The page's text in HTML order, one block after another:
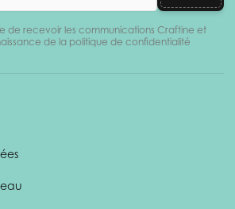
de recevoir les communications Craftine et
de la politique de confidentialité